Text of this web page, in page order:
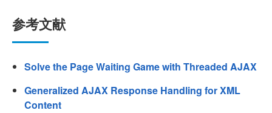
参考文献
Solve the Page Waiting Game with Threaded AJAX
Generalized AJAX Response Handling for XML
Content